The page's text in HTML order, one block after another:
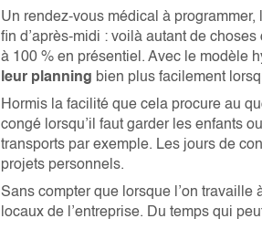
Un rendez-vous médical à programmer,
fin d’après-midi : voilà autant de
à 100 % en présentiel. Avec le modèle
leur planning bien plus facilement
Hormis la facilité que cela procure au
congé lorsqu’il faut garder les enfants
transports par exemple. Les jours de
projets personnels.
Sans compter que lorsque l’on
locaux de l’entreprise. Du temps qui